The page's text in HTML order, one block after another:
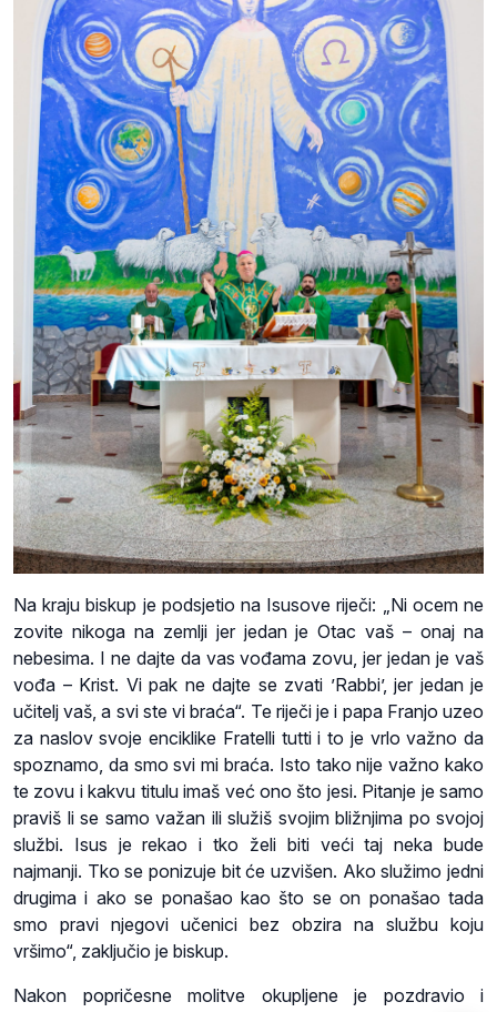
Na kraju biskup je podsjetio na Isusove riječi: „Ni ocem ne
zovite nikoga na zemlji jer jedan je Otac vaš – onaj na
nebesima. I ne dajte da vas vođama zovu, jer jedan je vaš
vođa – Krist. Vi pak ne dajte se zvati ’Rabbi’, jer jedan je
učitelj vaš, a svi ste vi braća“. Te riječi je i papa Franjo uzeo
za naslov svoje enciklike Fratelli tutti i to je vrlo važno da
spoznamo, da smo svi mi braća. Isto tako nije važno kako
te zovu i kakvu titulu imaš već ono što jesi. Pitanje je samo
praviš li se samo važan ili služiš svojim bližnjima po svojoj
službi. Isus je rekao i tko želi biti veći taj neka bude
najmanji. Tko se ponizuje bit će uzvišen. Ako služimo jedni
drugima i ako se ponašao kao što se on ponašao tada
smo pravi njegovi učenici bez obzira na službu koju
vršimo“, zaključio je biskup.
Nakon popričesne molitve okupljene je pozdravio i